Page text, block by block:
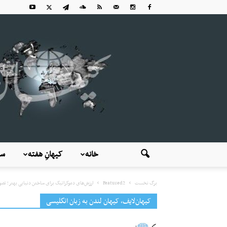
کیهانِ هفته خانه
برگ نخست Featured2 ارزش‌های دموکراتیک برای ساختن دنیایی بهتر؛
کیهان‌لایف، کیهان لندن به زبان انگلیسی